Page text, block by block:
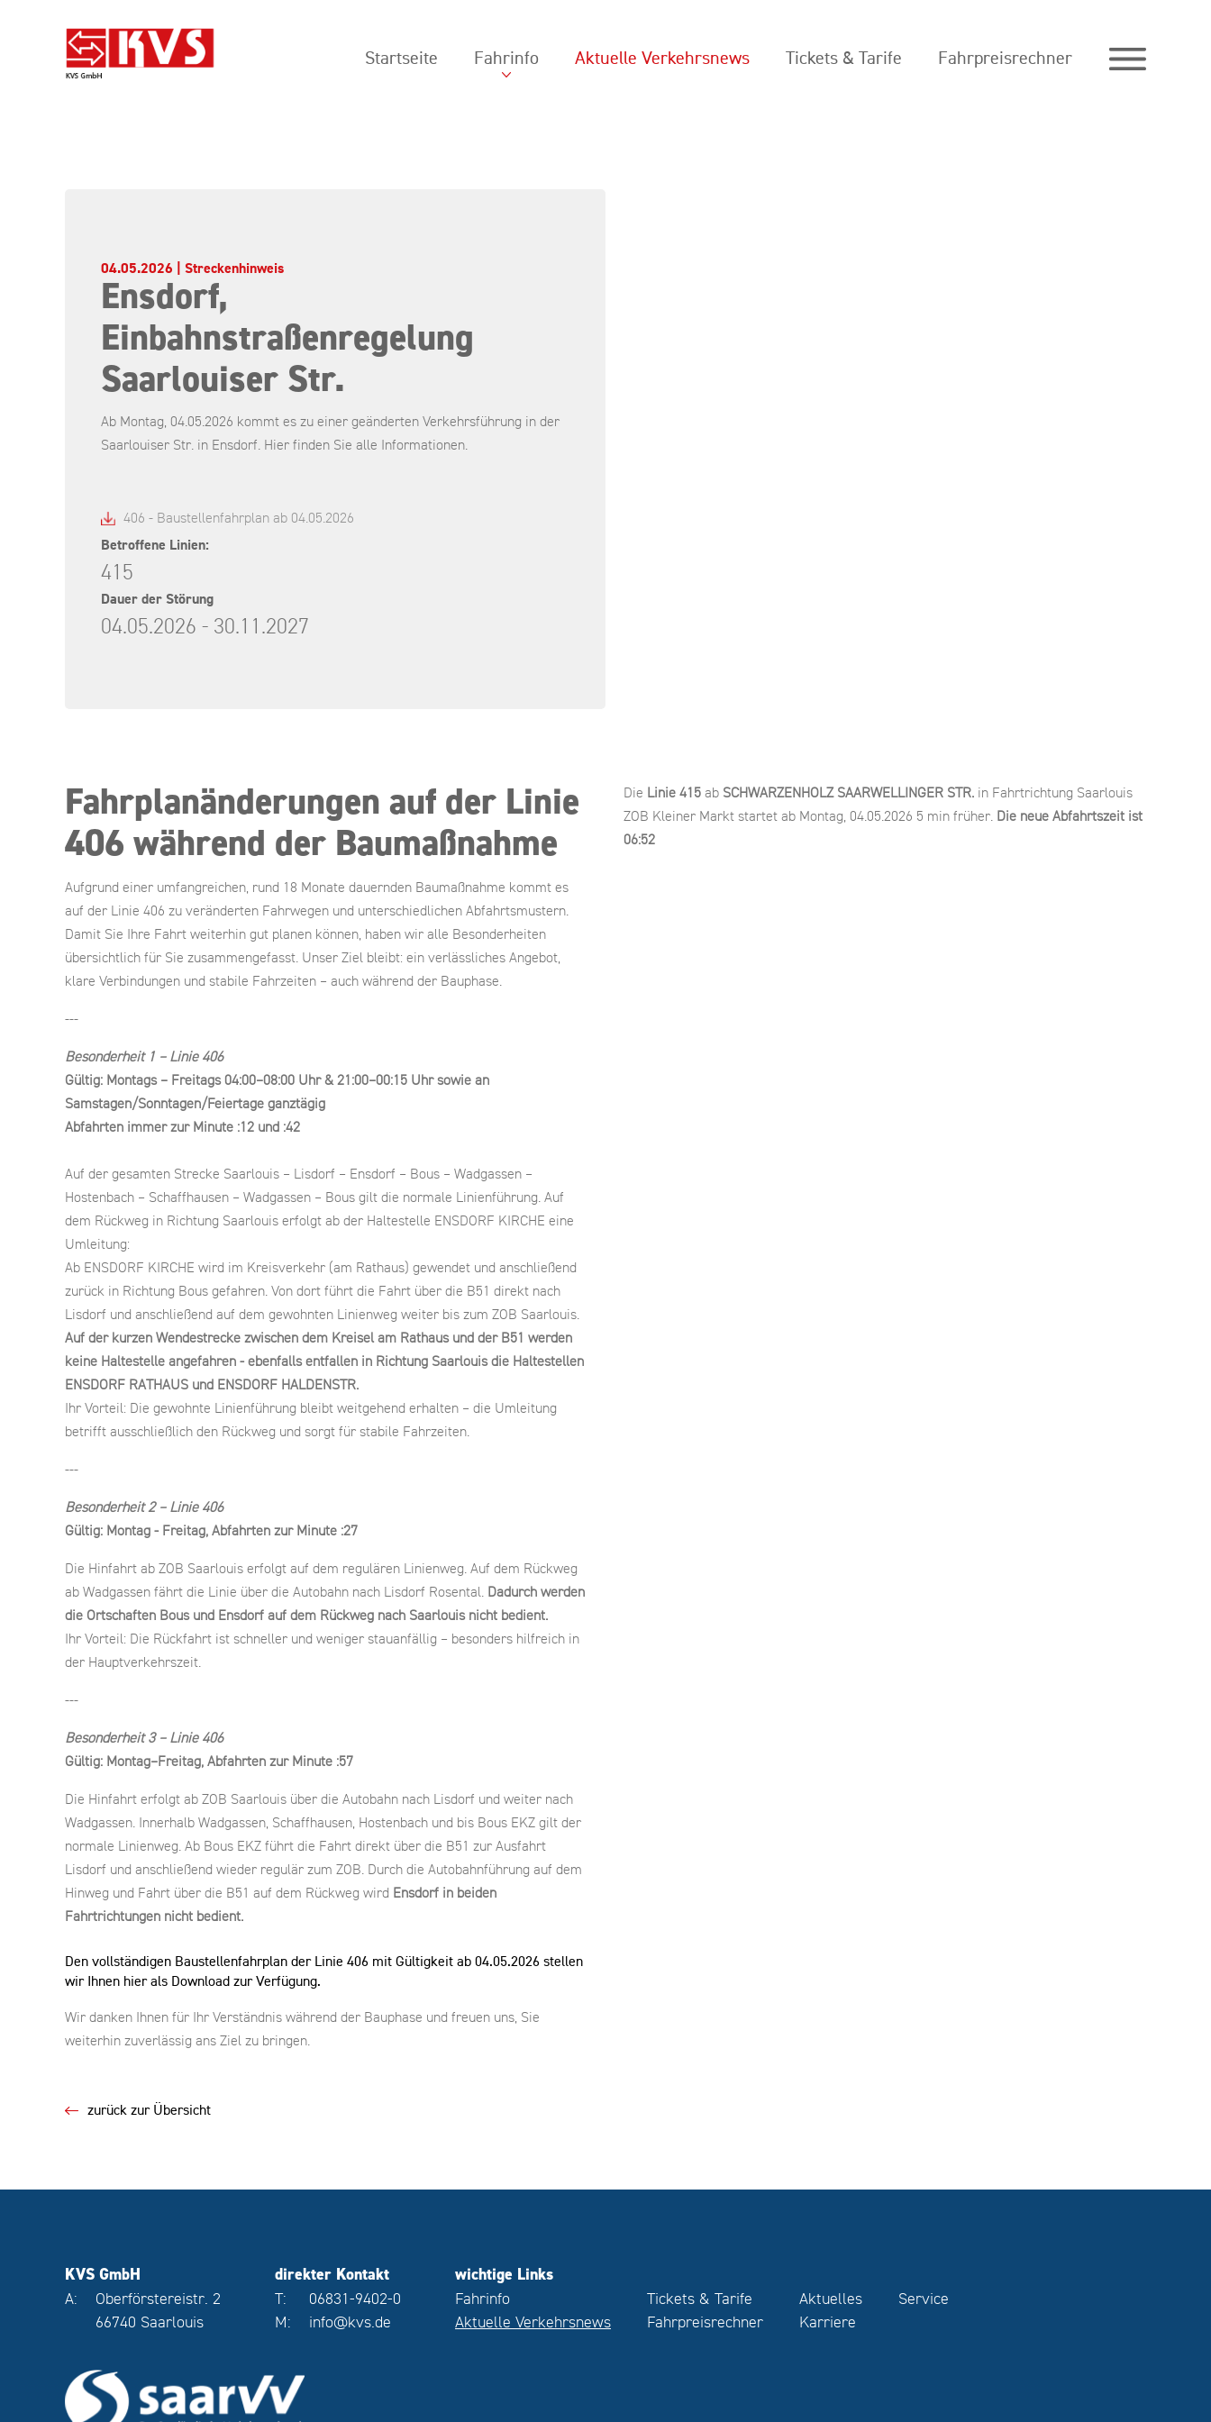
Fahrpreisrechner
Tickets & Tarife
Aktuelle Verkehrsnews
Fahrinfo
Startseite
04.05.2026 | Streckenhinweis
Ensdorf,
Einbahnstraßenregelung
Saarlouiser Str.
Ab Montag, 04.05.2026 kommt es zu einer geänderten Verkehrsführung in der
Saarlouiser Str. in Ensdorf. Hier finden Sie alle Informationen.
406 - Baustellenfahrplan ab 04.05.2026
Betroffene Linien:
415
Dauer der Störung
04.05.2026 - 30.11.2027
Fahrplanänderungen auf der Linie
406 während der Baumaßnahme
Aufgrund einer umfangreichen, rund 18 Monate dauernden Baumaßnahme kommt es
auf der Linie 406 zu veränderten Fahrwegen und unterschiedlichen Abfahrtsmustern.
Damit Sie Ihre Fahrt weiterhin gut planen können, haben wir alle Besonderheiten
übersichtlich für Sie zusammengefasst. Unser Ziel bleibt: ein verlässliches Angebot,
klare Verbindungen und stabile Fahrzeiten – auch während der Bauphase.
---
Besonderheit 1 – Linie 406
Gültig: Montags – Freitags 04:00–08:00 Uhr & 21:00–00:15 Uhr sowie an
Samstagen/Sonntagen/Feiertage ganztägig
Abfahrten immer zur Minute :12 und :42
Auf der gesamten Strecke Saarlouis – Lisdorf – Ensdorf – Bous – Wadgassen –
Hostenbach – Schaffhausen – Wadgassen – Bous gilt die normale Linienführung. Auf
dem Rückweg in Richtung Saarlouis erfolgt ab der Haltestelle ENSDORF KIRCHE eine
Umleitung:
Ab ENSDORF KIRCHE wird im Kreisverkehr (am Rathaus) gewendet und anschließend
zurück in Richtung Bous gefahren. Von dort führt die Fahrt über die B51 direkt nach
Lisdorf und anschließend auf dem gewohnten Linienweg weiter bis zum ZOB Saarlouis.
Auf der kurzen Wendestrecke zwischen dem Kreisel am Rathaus und der B51 werden
keine Haltestelle angefahren - ebenfalls entfallen in Richtung Saarlouis die Haltestellen
ENSDORF RATHAUS und ENSDORF HALDENSTR.
Ihr Vorteil: Die gewohnte Linienführung bleibt weitgehend erhalten – die Umleitung
betrifft ausschließlich den Rückweg und sorgt für stabile Fahrzeiten.
---
Besonderheit 2 – Linie 406
Gültig: Montag - Freitag, Abfahrten zur Minute :27
Die Hinfahrt ab ZOB Saarlouis erfolgt auf dem regulären Linienweg. Auf dem Rückweg
ab Wadgassen fährt die Linie über die Autobahn nach Lisdorf Rosental. Dadurch werden
die Ortschaften Bous und Ensdorf auf dem Rückweg nach Saarlouis nicht bedient.
Ihr Vorteil: Die Rückfahrt ist schneller und weniger stauanfällig – besonders hilfreich in
der Hauptverkehrszeit.
---
Besonderheit 3 – Linie 406
Gültig: Montag–Freitag, Abfahrten zur Minute :57
Die Hinfahrt erfolgt ab ZOB Saarlouis über die Autobahn nach Lisdorf und weiter nach
Wadgassen. Innerhalb Wadgassen, Schaffhausen, Hostenbach und bis Bous EKZ gilt der
normale Linienweg. Ab Bous EKZ führt die Fahrt direkt über die B51 zur Ausfahrt
Lisdorf und anschließend wieder regulär zum ZOB. Durch die Autobahnführung auf dem
Hinweg und Fahrt über die B51 auf dem Rückweg wird Ensdorf in beiden
Fahrtrichtungen nicht bedient.
Den vollständigen Baustellenfahrplan der Linie 406 mit Gültigkeit ab 04.05.2026 stellen
wir Ihnen hier als Download zur Verfügung.
Wir danken Ihnen für Ihr Verständnis während der Bauphase und freuen uns, Sie
weiterhin zuverlässig ans Ziel zu bringen.
Die Linie 415 ab SCHWARZENHOLZ SAARWELLINGER STR. in Fahrtrichtung Saarlouis
ZOB Kleiner Markt startet ab Montag, 04.05.2026 5 min früher. Die neue Abfahrtszeit ist
06:52
zurück zur Übersicht
KVS GmbH
A:
Oberförstereistr. 2
66740 Saarlouis
direkter Kontakt
T:
M:
06831-9402-0
info@kvs.de
wichtige Links
Fahrinfo
Aktuelle Verkehrsnews
Tickets & Tarife
Fahrpreisrechner
Aktuelles
Karriere
Service